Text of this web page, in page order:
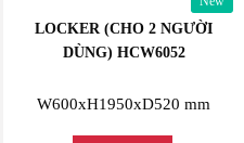
LOCKER (CHO 2 NGƯỜI
DÙNG) HCW6052
W600xH1950xD520 mm